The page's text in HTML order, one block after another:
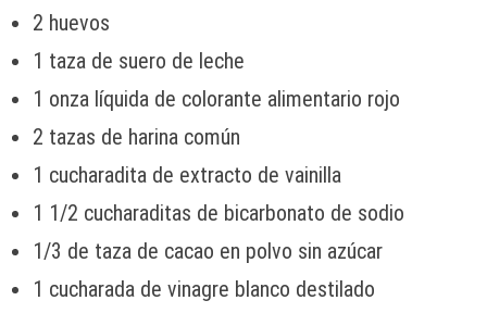
2 huevos
1 taza de suero de leche
1 onza líquida de colorante alimentario rojo
2 tazas de harina común
1 cucharadita de extracto de vainilla
1 1/2 cucharaditas de bicarbonato de sodio
1/3 de taza de cacao en polvo sin azúcar
1 cucharada de vinagre blanco destilado